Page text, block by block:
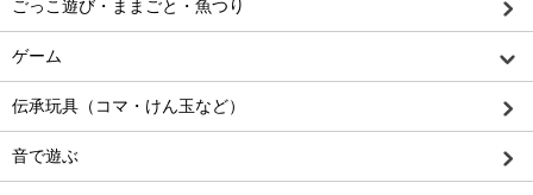
ごっこ遊び・ままごと・魚つり
ゲーム
伝承玩具（コマ・けん玉など）
音で遊ぶ